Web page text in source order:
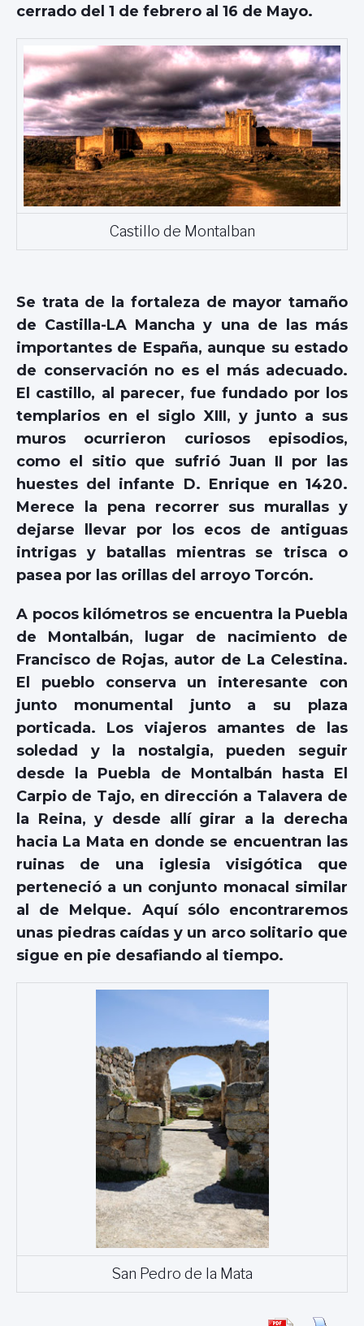
cerrado del 1 de febrero al 16 de Mayo.
Castillo de Montalban
Se trata de la fortaleza de mayor tamaño
de Castilla-LA Mancha y una de las más
importantes de España, aunque su estado
de conservación no es el más adecuado.
El castillo, al parecer, fue fundado por los
templarios en el siglo XIII, y junto a sus
muros ocurrieron curiosos episodios,
como el sitio que sufrió Juan II por las
huestes del infante D. Enrique en 1420.
Merece la pena recorrer sus murallas y
dejarse llevar por los ecos de antiguas
intrigas y batallas mientras se trisca o
pasea por las orillas del arroyo Torcón.
A pocos kilómetros se encuentra la Puebla
de Montalbán, lugar de nacimiento de
Francisco de Rojas, autor de La Celestina.
El pueblo conserva un interesante con
junto monumental junto a su plaza
porticada. Los viajeros amantes de las
soledad y la nostalgia, pueden seguir
desde la Puebla de Montalbán hasta El
Carpio de Tajo, en dirección a Talavera de
la Reina, y desde allí girar a la derecha
hacia La Mata en donde se encuentran las
ruinas de una iglesia visigótica que
perteneció a un conjunto monacal similar
al de Melque. Aquí sólo encontraremos
unas piedras caídas y un arco solitario que
sigue en pie desafiando al tiempo.
San Pedro de la Mata